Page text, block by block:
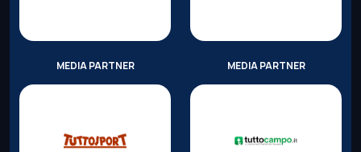
MEDIA PARTNER MEDIA PARTNER